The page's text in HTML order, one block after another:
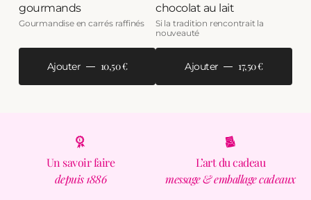
gourmands
Gourmandise en carrés raffinés
Ajouter 10,50 €
chocolat au lait
Si la tradition rencontrait la
nouveauté
Ajouter 17,50 €
Un savoir faire
depuis 1886
L’art du cadeau
message & emballage cadeaux